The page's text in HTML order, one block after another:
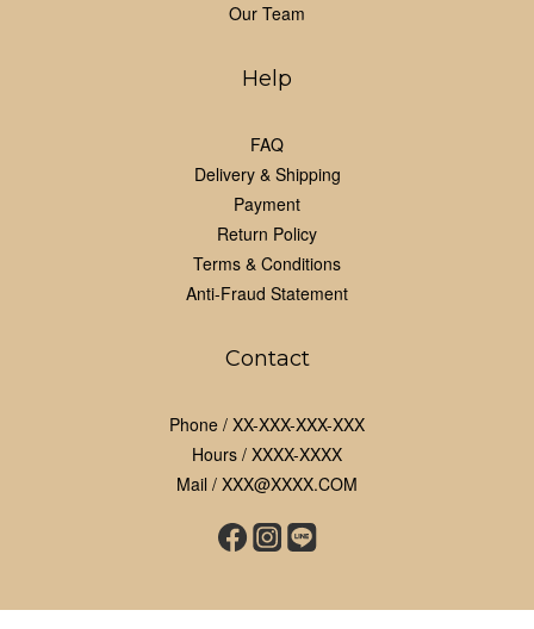
Our Team
Help
FAQ
Delivery & Shipping
Payment
Return Policy
Terms & Conditions
Anti-Fraud Statement
Contact
Phone / XX-XXX-XXX-XXX
Hours / XXXX-XXXX
Mail / XXX@XXXX.COM